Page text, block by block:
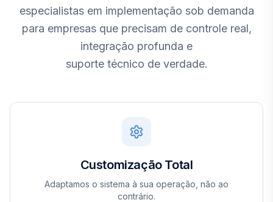
especialistas em implementação sob demanda
para empresas que precisam de controle real,
integração profunda e
suporte técnico de verdade.
Customização Total
Adaptamos o sistema à sua operação, não ao
contrário.